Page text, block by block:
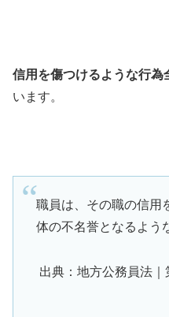
信用を傷つけるような行為
います。
職員は、その職の信用
体の不名誉となるよう
出典：地方公務員法